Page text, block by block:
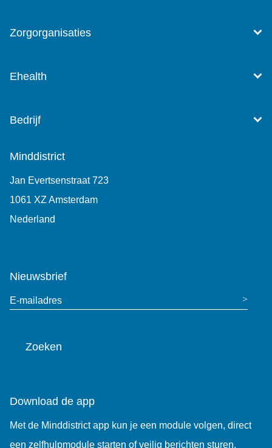
Zorgorganisaties
Ehealth
Bedrijf
Minddistrict
Jan Evertsenstraat 723
1061 XZ Amsterdam
Nederland
Nieuwsbrief
E-mailadres
Zoeken
Download de app
Met de Minddistrict app kun je een module volgen, direct
een zelfhulpmodule starten of veilig berichten sturen.